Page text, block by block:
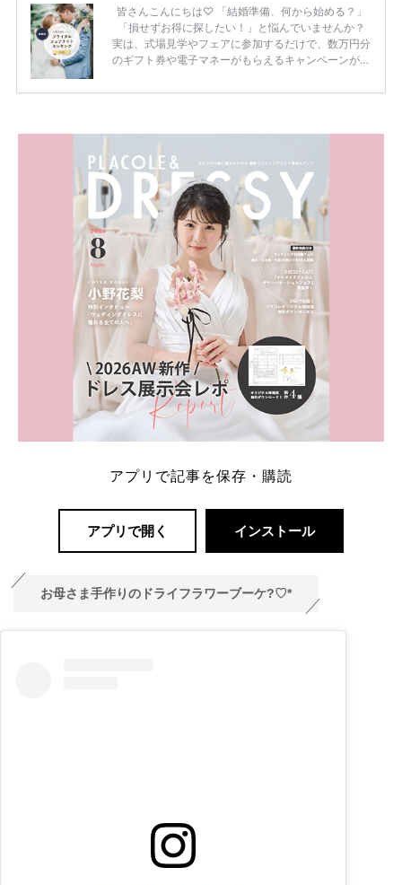
皆さんこんにちは♡ 「結婚準備、何から始める？」
「損せずお得に探したい！」と悩んでいませんか？
実は、式場見学やフェアに参加するだけで、数万円分
のギフト券や電子マネーがもらえるキャンペーンがあ
ため、比較せずに選ぶと損をしてしまうことも……。
内容：特典金額・条件・応募方法・注意点 「どこが
一番お得？」「プラコレの特典は？」といった疑問も
解決します。 まずは診断で候補を絞れる「ウェディ
ング診断」か、体験型 […]
続きを読む
アプリで記事を保存・購読
アプリで開く インストール
お母さま手作りのドライフラワーブーケ?♡*